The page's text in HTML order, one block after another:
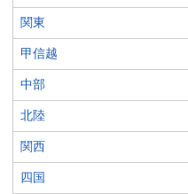
関東
甲信越
中部
北陸
関西
四国